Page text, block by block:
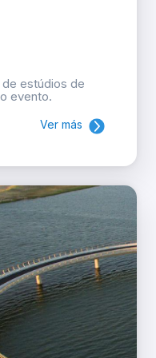
estúdios de
evento.
Ver más